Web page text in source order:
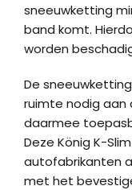
sneeuwketting
band komt.
worden
De
ruimte nodig aan
daarmee
Deze König K-
autofabrikanten
met het